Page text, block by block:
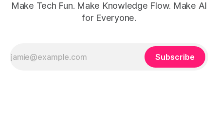
Make Tech Fun. Make Knowledge Flow. Make AI
for Everyone.
Subscribe